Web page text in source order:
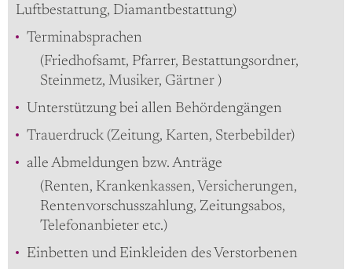
Luftbestattung, Diamantbestattung)
Terminabsprachen
(Friedhofsamt, Pfarrer, Bestattungsordner,
Steinmetz, Musiker, Gärtner )
Unterstützung bei allen Behördengängen
Trauerdruck (Zeitung, Karten, Sterbebilder)
alle Abmeldungen bzw. Anträge
(Renten, Krankenkassen, Versicherungen,
Rentenvorschusszahlung, Zeitungsabos,
Telefonanbieter etc.)
Einbetten und Einkleiden des Verstorbenen